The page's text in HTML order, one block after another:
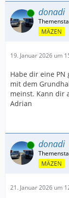
Online donadi
MÄZEN
19. Januar 2026 um
Habe dir eine
mit dem
meinst. Kann dir
Adrian
Online donadi
MÄZEN
21. Januar 2026 um